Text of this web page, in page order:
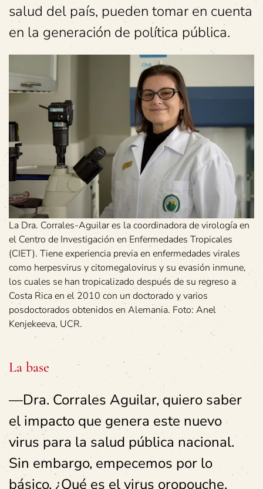
salud del país, pueden tomar en cuenta
en la generación de política pública.
La Dra. Corrales-Aguilar es la coordinadora de virología en
el Centro de Investigación en Enfermedades Tropicales
(CIET). Tiene experiencia previa en enfermedades virales
como herpesvirus y citomegalovirus y su evasión inmune,
los cuales se han tropicalizado después de su regreso a
Costa Rica en el 2010 con un doctorado y varios
posdoctorados obtenidos en Alemania. Foto: Anel
Kenjekeeva, UCR.
La base
—Dra. Corrales Aguilar, quiero saber
el impacto que genera este nuevo
virus para la salud pública nacional.
Sin embargo, empecemos por lo
básico. ¿Qué es el virus oropouche,